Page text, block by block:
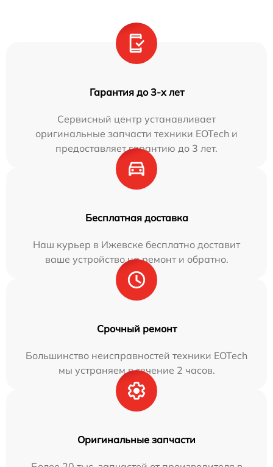
Гарантия до 3-х лет
Сервисный центр устанавливает
оригинальные запчасти техники EOTech и
предоставляет гарантию до 3 лет.
Бесплатная доставка
Наш курьер в Ижевске бесплатно доставит
ваше устройство на ремонт и обратно.
Срочный ремонт
Большинство неисправностей техники EOTech
мы устраняем в течение 2 часов.
Оригинальные запчасти